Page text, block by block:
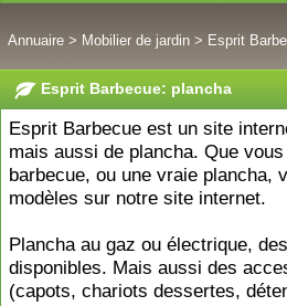
Annuaire > Mobilier de jardin > Esprit
Esprit Barbecue: plancha
Esprit Barbecue est un site
mais aussi de plancha. Que
barbecue, ou une vraie plancha,
modèles sur notre site internet.
Plancha au gaz ou électrique,
disponibles. Mais aussi des
(capots, chariots dessertes,